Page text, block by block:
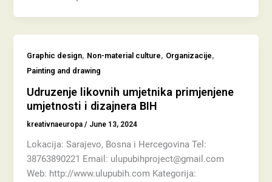
Graphic design, Non-material culture, Organizacije,
Painting and drawing
Udruzenje likovnih umjetnika primjenjene
umjetnosti i dizajnera BIH
kreativnaeuropa/ June 13, 2024
Lokacija: Sarajevo, Bosna i Hercegovina Tel:
38763890221 Email: ulupubihproject@gmail.com
Web: http://www.ulupubih.com Kategorija: